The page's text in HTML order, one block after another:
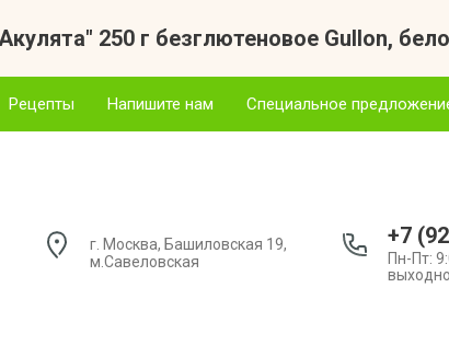
250 г безглютеновое Gullon,
Рецепты Напишите нам Специальное
г. Москва, Башиловская 19,
м.Савеловская
+7
Пн-Пт: